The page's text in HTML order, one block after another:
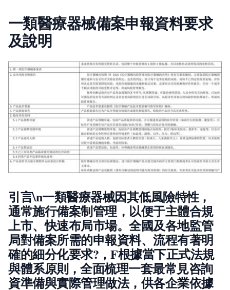
一類醫療器械備案申報資料要求
及說明
引言\n一類醫療器械因其低風險特性，
通常施行備案制管理，以便于主體合規
上市、快速布局市場。全國及各地監管
局對備案所需的申報資料、流程有著明
確的細分化要求?，F根據當下正式法規
與體系原則，全面梳理一套最常見咨詢
資準備與實際管理做法，供各企業依據